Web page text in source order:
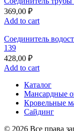
369,00 ₽
Add to cart
Соединитель
139
428,00 ₽
Add to cart
Каталог
Мансардные
Кровельные
Сайдинг
© 2026 Все права